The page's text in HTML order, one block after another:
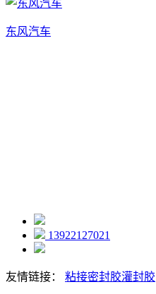
东风汽车
13922127021
友情链接： 粘接密封胶灌封胶